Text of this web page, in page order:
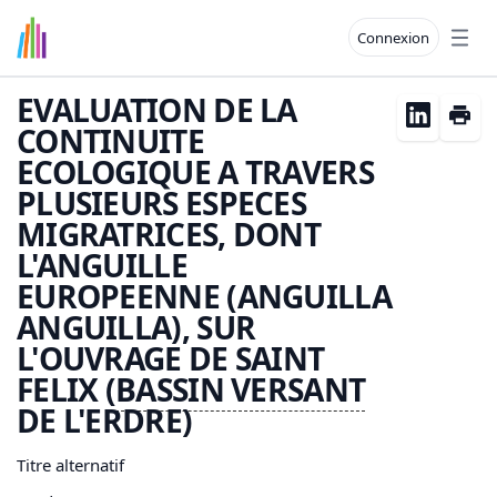
Connexion
EVALUATION DE LA
CONTINUITE
ECOLOGIQUE A TRAVERS
PLUSIEURS ESPECES
MIGRATRICES, DONT
L'ANGUILLE
EUROPEENNE (ANGUILLA
ANGUILLA), SUR
L'OUVRAGE DE SAINT
FELIX (BASSINVERSANT
DE L'ERDRE)
Titre alternatif